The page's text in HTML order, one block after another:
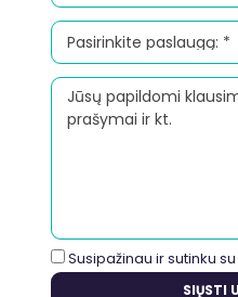
Susipažinau ir sutinku su